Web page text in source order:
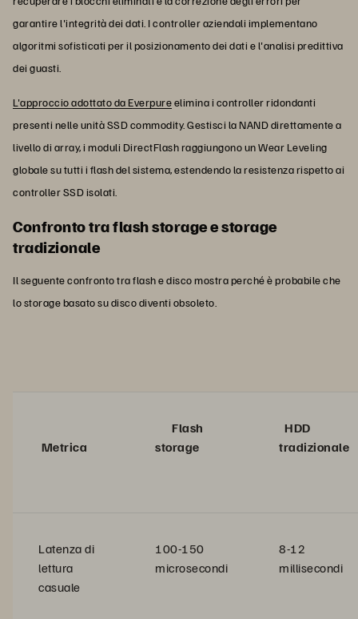
garantire l'integrità dei dati. I controller aziendali implementano
algoritmi sofisticati per il posizionamento dei dati e l'analisi predittiva
dei guasti.
L'approccio adottato da Everpureelimina i controller ridondanti
presenti nelle unità SSD commodity. Gestisci la NAND direttamente a
livello di array, i moduli DirectFlash raggiungono un Wear Leveling
globale su tutti i flash del sistema, estendendo la resistenza rispetto ai
controller SSD isolati.
Confronto tra flash storage e storage
tradizionale
Il seguente confronto tra flash e disco mostra perché è probabile che
lo storage basato su disco diventi obsoleto.
Metrica
Flash
storage
HDD
tradizionale
Latenza di
lettura
casuale
100-150
microsecondi
8-12
millisecondi